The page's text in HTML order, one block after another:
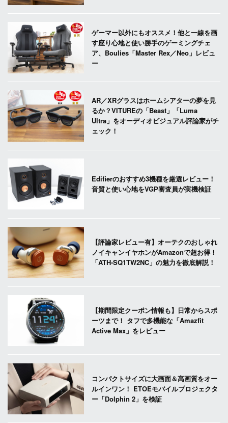
ゲーマー以外にもオススメ！他と一線を画
す座り心地と使い勝手のゲーミングチェ
ア、Boulies「Master Rex／Neo」レビュ
ー
AR／XRグラスはホームシアターの夢を見
るか？VITUREの「Beast」「Luma
Ultra」をオーディオビジュアル評論家がチ
ェック！
Edifierのおすすめ3機種を厳選レビュー！
音質と使い心地をVGP審査員が実機検証
【評論家レビュー有】オーテクのおしゃれ
ノイキャンイヤホンがAmazonで超お得！
「ATH-SQ1TW2NC」の魅力を徹底解説！
【期間限定クーポン情報も】日常からスポ
ーツまで！ タフで多機能な「Amazfit
Active Max」をレビュー
コンパクトサイズに大画面＆高画質をオー
ルインワン！ ETOEモバイルプロジェクタ
ー「Dolphin 2」を検証